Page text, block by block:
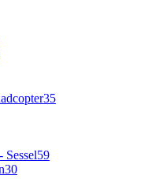
35
Sessel59
30